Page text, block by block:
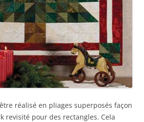
réalisé en pliages superposés façon
revisité pour des rectangles. Cela